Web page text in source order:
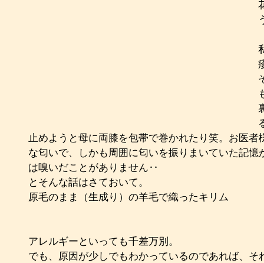
止めようと母に両膝を包帯で巻かれたり笑。お医者
な匂いで、しかも周囲に匂いを振りまいていた記
は嗅いだことがありません‥
とそんな話はさておいて。
原毛のまま（生成り）の羊毛で織ったキリム
アレルギーといっても千差万別。
でも、原因が少しでもわかっているのであれば、そ